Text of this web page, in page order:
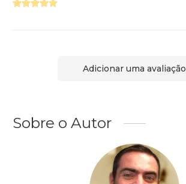
Adicionar uma avaliação
Sobre o Autor